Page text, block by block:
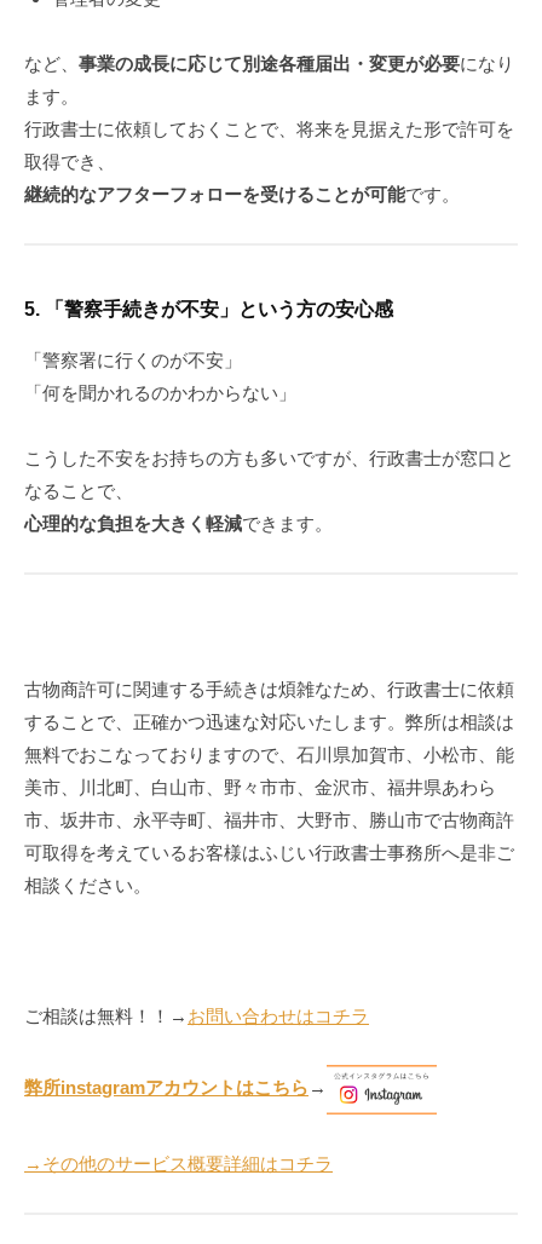
など、 事業の成長に応じて別途各種届出・変更が必要になり
ます。
行政書士に依頼しておくことで、将来を見据えた形で許可を
取得でき、
継続的なアフターフォローを受けることが可能です。
5. 「警察手続きが不安」という方の安心感
「警察署に行くのが不安」
「何を聞かれるのかわからない」
こうした不安をお持ちの方も多いですが、行政書士が窓口と
なることで、
心理的な負担を大きく軽減できます。
古物商許可に関連する手続きは煩雑なため、行政書士に依頼
することで、正確かつ迅速な対応いたします。弊所は相談は
無料でおこなっておりますので、石川県加賀市、小松市、能
美市、川北町、白山市、野々市市、金沢市、福井県あわら
市、坂井市、永平寺町、福井市、大野市、勝山市で古物商許
可取得を考えているお客様はふじい行政書士事務所へ是非ご
相談ください。
ご相談は無料！！→ お問い合わせはコチラ
弊所instagramアカウントはこちら →
→その他のサービス概要詳細はコチラ